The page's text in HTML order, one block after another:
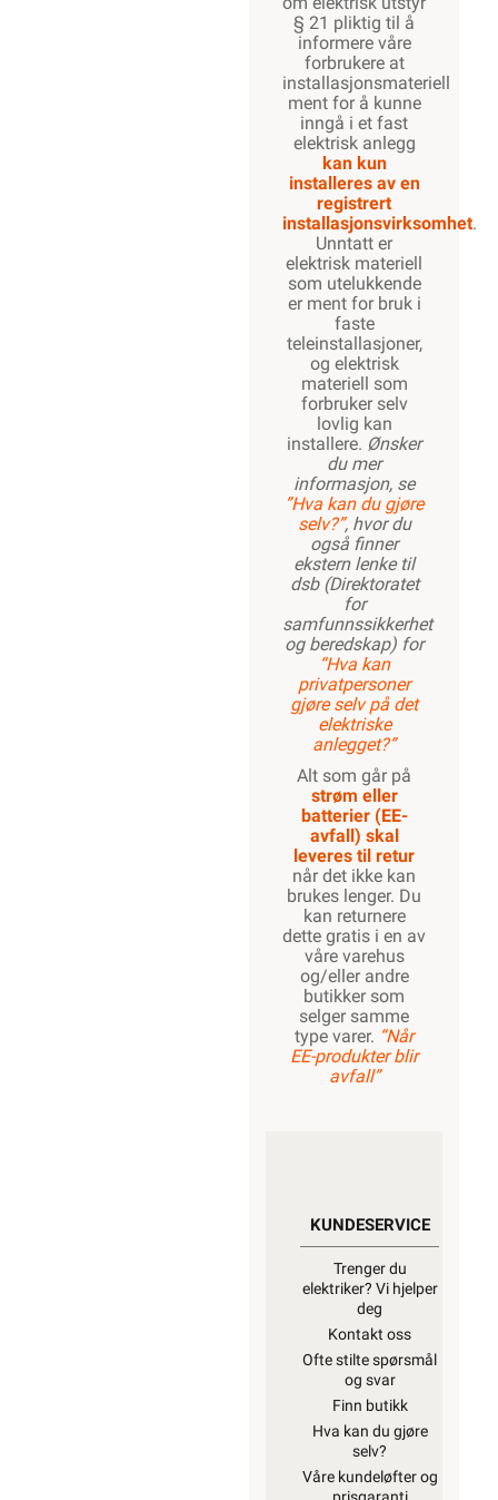
§ 21 pliktig til å
informere våre
forbrukere at
installasjonsmateriell
ment for å kunne
inngå i et fast
elektrisk anlegg
kan kun
installeres av en
registrert
installasjonsvirksomhet.
Unntatt er
elektrisk materiell
som utelukkende
er ment for bruk i
faste
teleinstallasjoner,
og elektrisk
materiell som
forbruker selv
lovlig kan
installere. Ønsker
du mer
informasjon, se
”Hva kan du gjøre
selv?”, hvor du
også finner
ekstern lenke til
dsb (Direktoratet
for
samfunnssikkerhet
og beredskap) for
“Hva kan
privatpersoner
gjøre selv på det
elektriske
anlegget?”
Alt som går på
strøm eller
batterier (EE-
avfall) skal
leveres til retur
når det ikke kan
brukes lenger. Du
kan returnere
dette gratis i en av
våre varehus
og/eller andre
butikker som
selger samme
type varer. “Når
EE-produkter blir
avfall”
KUNDESERVICE
Trenger du
elektriker? Vi hjelper
deg
Kontakt oss
Ofte stilte spørsmål
og svar
Finn butikk
Hva kan du gjøre
selv?
Våre kundeløfter og